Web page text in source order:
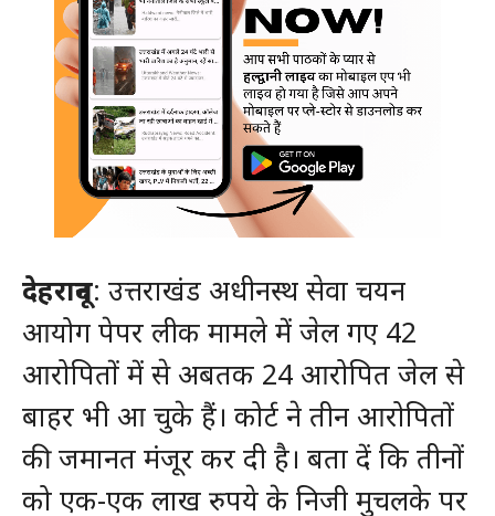
देहरादून: उत्तराखंड अधीनस्थ सेवा चयन
आयोग पेपर लीक मामले में जेल गए 42
आरोपितों में से अबतक 24 आरोपित जेल से
बाहर भी आ चुके हैं। कोर्ट ने तीन आरोपितों
की जमानत मंजूर कर दी है। बता दें कि तीनों
को एक-एक लाख रुपये के निजी मुचलके पर